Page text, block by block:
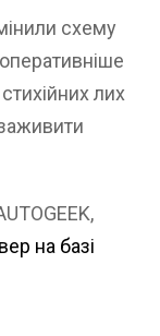
схему
лих
на базі